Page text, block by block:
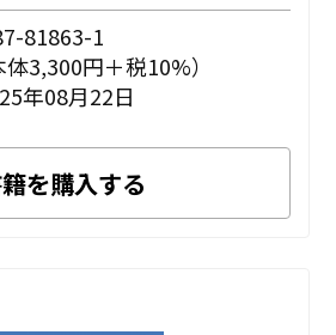
81863-1
3,300円＋税10%）
年08月22日
を購入する